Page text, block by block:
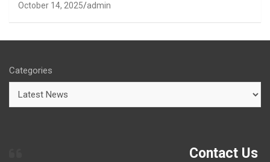
October 14, 2025 admin
Categories
Contact Us